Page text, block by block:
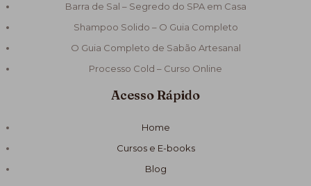
Barra de Sal – Segredo do SPA em Casa
Shampoo Solido – O Guia Completo
O Guia Completo de Sabão Artesanal
Processo Cold – Curso Online
Acesso Rápido
Home
Cursos e E-books
Blog